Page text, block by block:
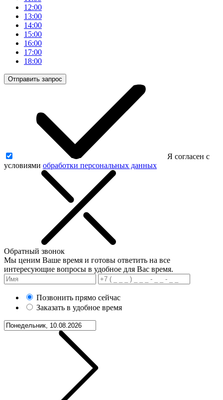
12:00
13:00
14:00
15:00
16:00
17:00
18:00
Отправить запрос
Я согласен с
условиями обработки персональных данных
Обратный звонок
Мы ценим Ваше время и готовы ответить на все
интересующие вопросы в удобное для Вас время.
Позвонить прямо сейчас
Заказать в удобное время